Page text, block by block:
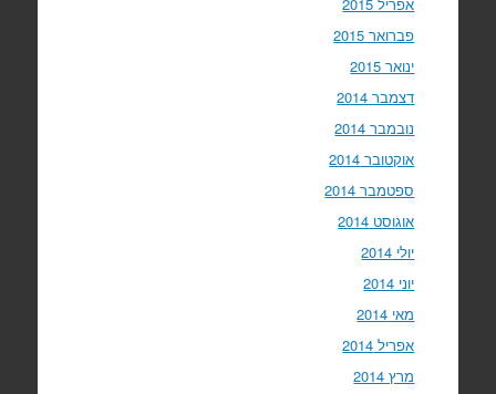
פברואר 2015
ינואר 2015
דצמבר 2014
נובמבר 2014
אוקטובר 2014
ספטמבר 2014
אוגוסט 2014
יולי 2014
יוני 2014
מאי 2014
אפריל 2014
מרץ 2014